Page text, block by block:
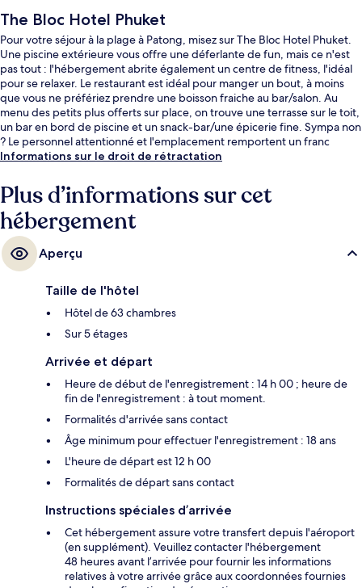
The Bloc Hotel Phuket
Pour votre séjour à la plage à Patong, misez sur The Bloc Hotel Phuket.
Une piscine extérieure vous offre une déferlante de fun, mais ce n'est
pas tout : l'hébergement abrite également un centre de fitness, l'idéal
pour se relaxer. Le restaurant est idéal pour manger un bout, à moins
que vous ne préfériez prendre une boisson fraiche au bar/salon. Au
menu des petits plus offerts sur place, on trouve une terrasse sur le toit,
un bar en bord de piscine et un snack-bar/une épicerie fine. Sympa non
? Le personnel attentionné et l'emplacement remportent un franc
succès auprès des autres voyageurs.
Informations sur le droit de rétractation
Plus d’informations sur cet
hébergement
Aperçu
Taille de l'hôtel
Hôtel de 63 chambres
Sur 5 étages
Arrivée et départ
Heure de début de l'enregistrement : 14 h 00 ; heure de
fin de l'enregistrement : à tout moment.
Formalités d'arrivée sans contact
Âge minimum pour effectuer l'enregistrement : 18 ans
L'heure de départ est 12 h 00
Formalités de départ sans contact
Instructions spéciales d’arrivée
Cet hébergement assure votre transfert depuis l'aéroport
(en supplément). Veuillez contacter l'hébergement
48 heures avant l’arrivée pour fournir les informations
relatives à votre arrivée grâce aux coordonnées fournies